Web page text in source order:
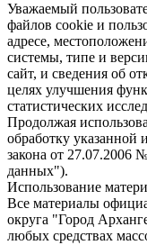
Уважаемый
файлов cookie и
адресе,
системы, типе и
сайт, и сведения об
целях улучшения
статистических
Продолжая
обработку указанной
закона от 27.07.2006
данных").
Использование
Все материалы
округа "Город
любых средствах